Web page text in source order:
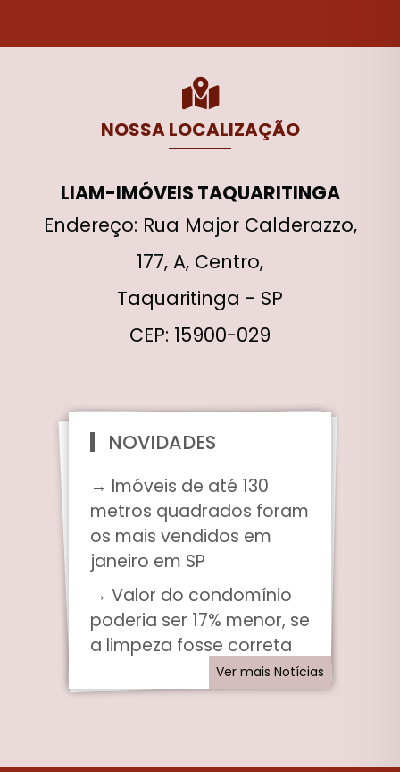
NOSSA LOCALIZAÇÃO
LIAM-IMÓVEIS TAQUARITINGA
Endereço: Rua Major Calderazzo,
177, A, Centro,
Taquaritinga - SP
CEP: 15900-029
NOVIDADES
→ Imóveis de até 130
metros quadrados foram
os mais vendidos em
janeiro em SP
→ Valor do condomínio
poderia ser 17% menor, se
a limpeza fosse correta
Ver mais Notícias